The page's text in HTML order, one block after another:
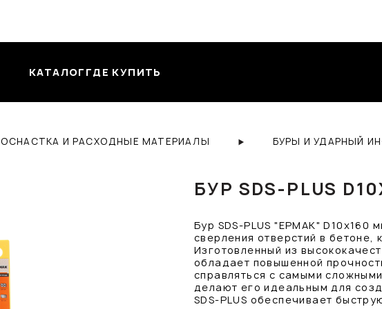
КАТАЛОГ ГДЕ КУПИТЬ
ОСНАСТКА И РАСХОДНЫЕ МАТЕРИАЛЫ БУРЫ И УДАРНЫЙ
БУР SDS-PLUS
Бур SDS-PLUS "ЕРМАК"
сверления отверстий в
Изготовленный из
обладает повышенной
справляться с самыми
делают его идеальным для
SDS-PLUS обеспечивает